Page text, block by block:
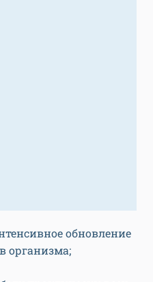
обновление
организма;